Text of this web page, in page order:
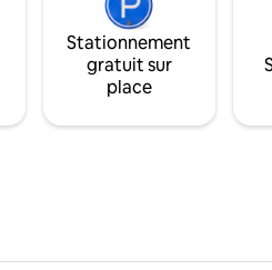
Stationnement
gratuit sur
place